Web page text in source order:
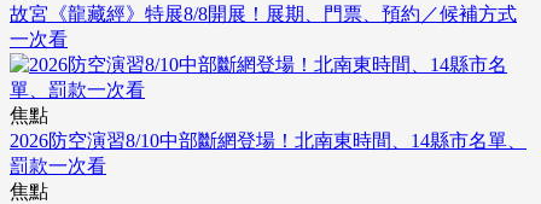
故宮《龍藏經》特展8/8開展！展期、門票、預約／候補方式
一次看
焦點
2026防空演習8/10中部斷網登場！北南東時間、14縣市名單、
罰款一次看
焦點